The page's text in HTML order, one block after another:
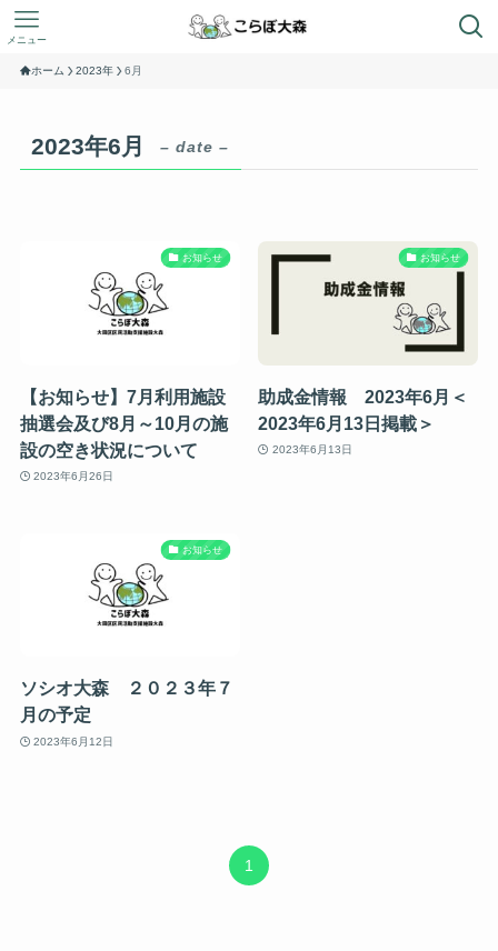
メニュー
ホーム 2023年 6月
2023年6月 – date –
お知らせ
【お知らせ】7月利用施設
抽選会及び8月～10月の施
設の空き状況について
2023年6月26日
お知らせ
助成金情報 2023年6月＜
2023年6月13日掲載＞
2023年6月13日
お知らせ
ソシオ大森 ２０２３年７
月の予定
2023年6月12日
1